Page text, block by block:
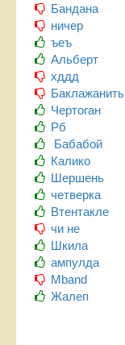
Бандана
ничер
ъеъ
Альберт
хддд
Баклажанить
Чертоган
Рб
Бабабой
Калико
Шершень
четверка
Втентакле
чи не
Шкила
ампулда
Mband
Жалеп